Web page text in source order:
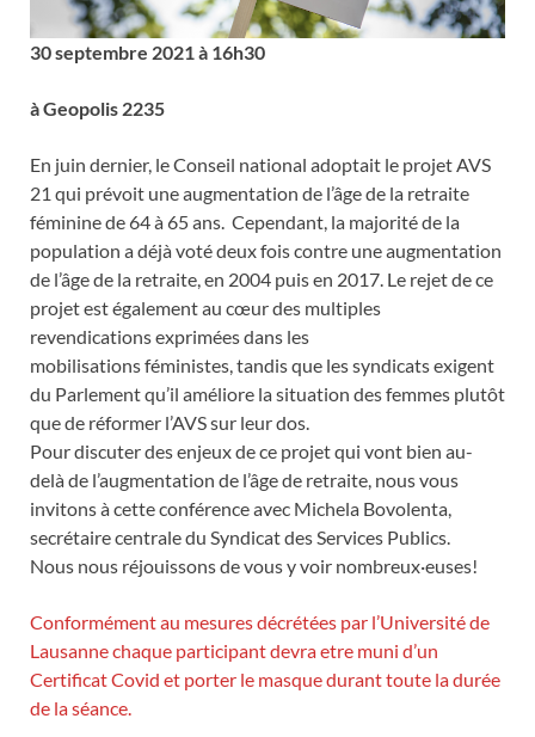
30 septembre 2021 à 16h30
à Geopolis 2235
En juin dernier, le Conseil national adoptait le projet AVS
21 qui prévoit une augmentation de l’âge de la retraite
féminine de 64 à 65 ans. Cependant, la majorité de la
population a déjà voté deux fois contre une augmentation
de l’âge de la retraite, en 2004 puis en 2017. Le rejet de ce
projet est également au cœur des multiples
revendications exprimées dans les
mobilisations féministes, tandis que les syndicats exigent
du Parlement qu’il améliore la situation des femmes plutôt
que de réformer l’AVS sur leur dos.
Pour discuter des enjeux de ce projet qui vont bien au-
delà de l’augmentation de l’âge de retraite, nous vous
invitons à cette conférence avec Michela Bovolenta,
secrétaire centrale du Syndicat des Services Publics.
Nous nous réjouissons de vous y voir nombreux·euses!
Conformément au mesures décrétées par l’Université de
Lausanne chaque participant devra etre muni d’un
Certificat Covid et porter le masque durant toute la durée
de la séance.